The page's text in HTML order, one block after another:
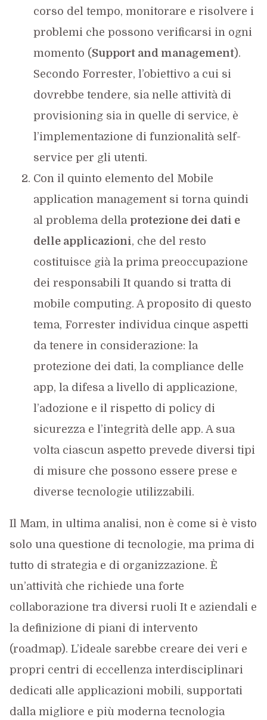
corso del tempo, monitorare e risolvere i
problemi che possono verificarsi in ogni
momento (Support and management).
Secondo Forrester, l’obiettivo a cui si
dovrebbe tendere, sia nelle attività di
provisioning sia in quelle di service, è
l’implementazione di funzionalità self-
service per gli utenti.
Con il quinto elemento del Mobile
application management si torna quindi
al problema della protezione dei dati e
delle applicazioni, che del resto
costituisce già la prima preoccupazione
dei responsabili It quando si tratta di
mobile computing. A proposito di questo
tema, Forrester individua cinque aspetti
da tenere in considerazione: la
protezione dei dati, la compliance delle
app, la difesa a livello di applicazione,
l’adozione e il rispetto di policy di
sicurezza e l’integrità delle app. A sua
volta ciascun aspetto prevede diversi tipi
di misure che possono essere prese e
diverse tecnologie utilizzabili.
Il Mam, in ultima analisi, non è come si è visto
solo una questione di tecnologie, ma prima di
tutto di strategia e di organizzazione. È
un’attività che richiede una forte
collaborazione tra diversi ruoli It e aziendali e
la definizione di piani di intervento
(roadmap). L’ideale sarebbe creare dei veri e
propri centri di eccellenza interdisciplinari
dedicati alle applicazioni mobili, supportati
dalla migliore e più moderna tecnologia